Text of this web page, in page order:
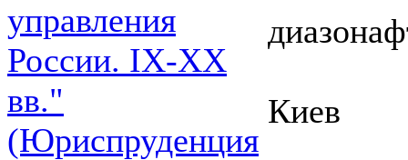
управления
России. IХ-ХХ
вв."
(Юриспруденция
Киев